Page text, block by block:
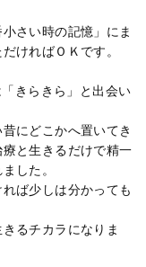
さい時の記憶」にま
ければＯＫです。
きらきら」と出会い
にどこかへ置いてき
と生きるだけで精一
した。
ば少しは分かっても
るチカラになりま